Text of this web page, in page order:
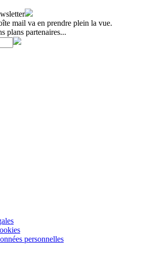
mail va en prendre plein la vue.
plans partenaires...
personnelles